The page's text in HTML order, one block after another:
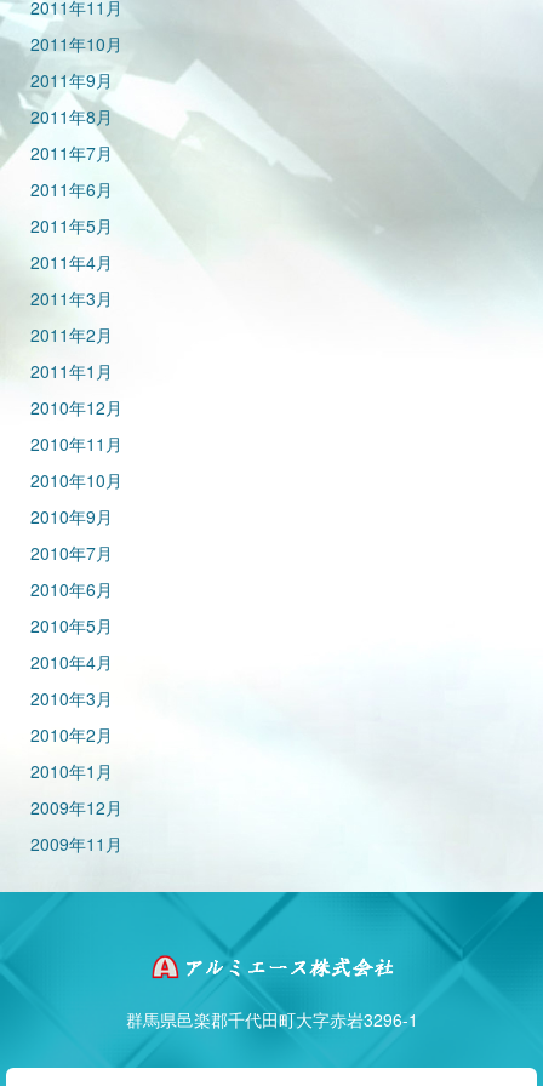
2011年11月
2011年10月
2011年9月
2011年8月
2011年7月
2011年6月
2011年5月
2011年4月
2011年3月
2011年2月
2011年1月
2010年12月
2010年11月
2010年10月
2010年9月
2010年7月
2010年6月
2010年5月
2010年4月
2010年3月
2010年2月
2010年1月
2009年12月
2009年11月
群馬県邑楽郡千代田町大字赤岩3296-1